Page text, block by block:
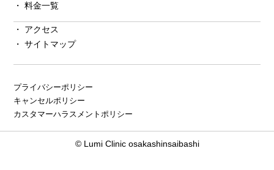
料金一覧
アクセス
サイトマップ
プライバシーポリシー
キャンセルポリシー
カスタマーハラスメントポリシー
© Lumi Clinic osakashinsaibashi